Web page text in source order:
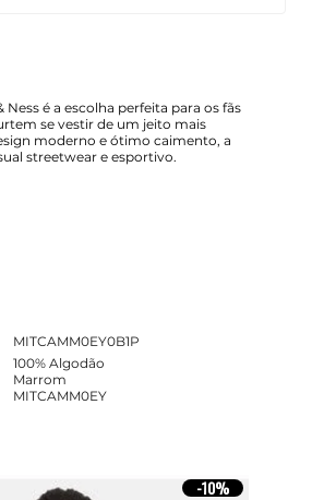
Ness é a escolha perfeita para os fãs
se vestir de um jeito mais
moderno e ótimo caimento, a
streetwear e esportivo.
MITCAMM0EY0B1P
100% Algodão
Marrom
MITCAMM0EY
-10%